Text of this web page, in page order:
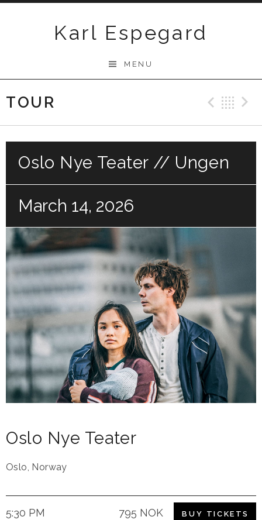
Karl Espegard
MENU
TOUR
Oslo Nye Teater // Ungen
March 14, 2026
Oslo Nye Teater
Oslo, Norway
5:30 PM 795 NOK BUY TICKETS